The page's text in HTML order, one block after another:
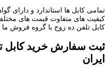
تمامی کابل ها استاندارد و دارای
کیفیت های متفاوت قیمت های
کابل تلفن ده زوج با گروه فروش ما
ثبت سفارش خرید کابل
ایران